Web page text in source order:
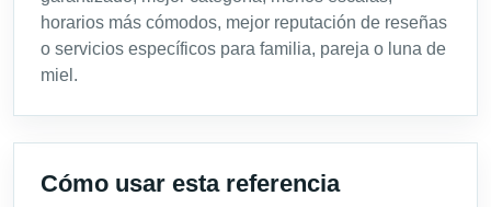
horarios más cómodos, mejor reputación de reseñas
o servicios específicos para familia, pareja o luna de
miel.
Cómo usar esta referencia